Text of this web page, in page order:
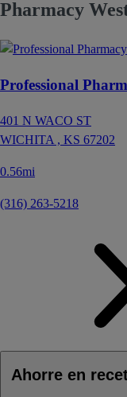
Pharmacy
Professional
401 N WACO ST
WICHITA , KS 67202
0.56mi
(316) 263-5218
Ahorre en